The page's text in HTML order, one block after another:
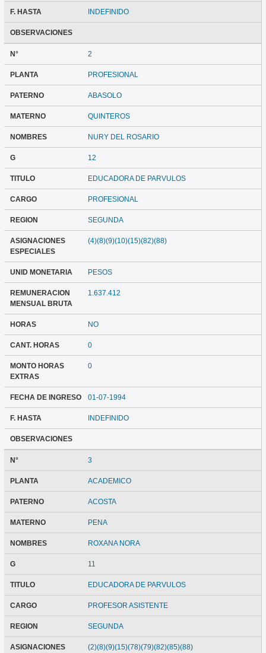
F. HASTA INDEFINIDO
OBSERVACIONES
N° 2
PLANTA PROFESIONAL
PATERNO ABASOLO
MATERNO QUINTEROS
NOMBRES NURY DEL ROSARIO
G 12
TITULO EDUCADORA DE PARVULOS
CARGO PROFESIONAL
REGION SEGUNDA
ASIGNACIONES
ESPECIALES
(4)(8)(9)(10)(15)(82)(88)
UNID MONETARIA PESOS
REMUNERACION
MENSUAL BRUTA
1.637.412
HORAS NO
CANT. HORAS 0
MONTO HORAS
EXTRAS
0
FECHA DE INGRESO 01-07-1994
F. HASTA INDEFINIDO
OBSERVACIONES
N° 3
PLANTA ACADEMICO
PATERNO ACOSTA
MATERNO PENA
NOMBRES ROXANA NORA
G 11
TITULO EDUCADORA DE PARVULOS
CARGO PROFESOR ASISTENTE
REGION SEGUNDA
ASIGNACIONES (2)(8)(9)(15)(78)(79)(82)(85)(88)